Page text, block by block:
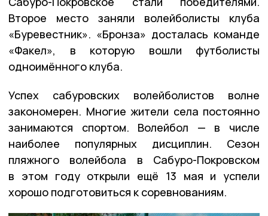
Второе место заняли волейболисты клуба
«Буревестник». «Бронза» досталась команде
«Факел», в которую вошли футболисты
одноимённого клуба.
Успех сабуровских волейболистов волне
закономерен. Многие жители села постоянно
занимаются спортом. Волейбол — в числе
наиболее популярных дисциплин. Сезон
пляжного волейбола в Сабуро-Покровском
в этом году открыли ещё 13 мая и успели
хорошо подготовиться к соревнованиям.